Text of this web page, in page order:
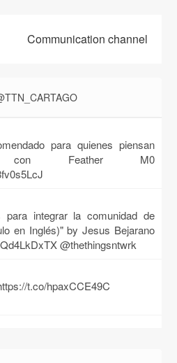
Communication channel
para quienes piensan
con Feather M0
para integrar la comunidad de
en Inglés)" by Jesus Bejarano
@thethingsntwrk
t.co/hpaxCCE49C